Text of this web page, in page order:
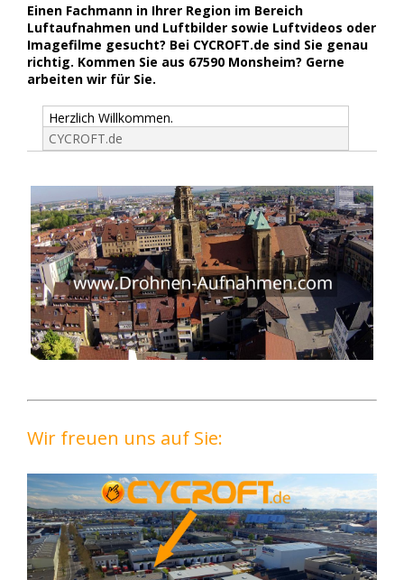
Einen Fachmann in Ihrer Region im Bereich
Luftaufnahmen und Luftbilder sowie Luftvideos oder
Imagefilme gesucht? Bei CYCROFT.de sind Sie genau
richtig. Kommen Sie aus 67590 Monsheim? Gerne
arbeiten wir für Sie.
Herzlich Willkommen.
CYCROFT.de
Wir freuen uns auf Sie: